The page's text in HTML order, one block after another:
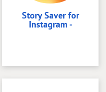
Story Saver for
Instagram -